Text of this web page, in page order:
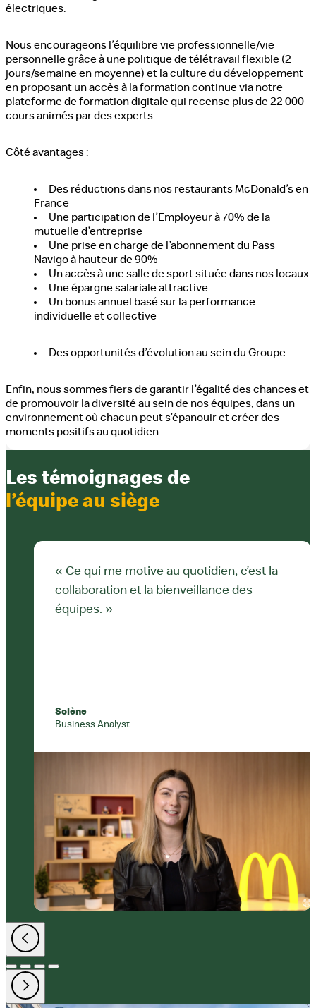
électriques.
Nous encourageons l’équilibre vie professionnelle/vie
personnelle grâce à une politique de télétravail flexible (2
jours/semaine en moyenne) et la culture du développement
en proposant un accès à la formation continue via notre
plateforme de formation digitale qui recense plus de 22 000
cours animés par des experts.
Côté avantages :
Des réductions dans nos restaurants McDonald’s en
France
Une participation de l’Employeur à 70% de la
mutuelle d’entreprise
Une prise en charge de l’abonnement du Pass
Navigo à hauteur de 90%
Un accès à une salle de sport située dans nos locaux
Une épargne salariale attractive
Un bonus annuel basé sur la performance
individuelle et collective
Des opportunités d’évolution au sein du Groupe
Enfin, nous sommes fiers de garantir l’égalité des chances et
de promouvoir la diversité au sein de nos équipes, dans un
environnement où chacun peut s’épanouir et créer des
moments positifs au quotidien.
Les témoignages de
l’équipe au siège
« Ce qui me motive au quotidien, c’est la
collaboration et la bienveillance des
équipes. »
Solène
Business Analyst